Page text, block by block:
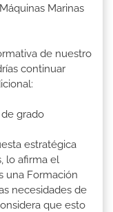
Marinas
de nuestro
continuar
grado
estratégica
lo afirma el
una Formación
necesidades de
que esto